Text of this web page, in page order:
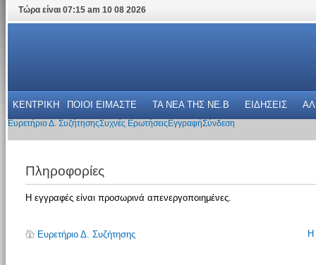
Τώρα είναι 07:15 am 10 08 2026
ΚΕΝΤΡΙΚΗ ΠΟΙΟΙ ΕΙΜΑΣΤΕ ΤΑ ΝΕΑ THΣ NE.B ΕΙΔΗΣΕΙΣ
Ευρετήριο Δ. ΣυζήτησηςΣυχνές Ερωτήσεις ΕγγραφήΣύνδεση
Πληροφορίες
Η εγγραφές είναι προσωρινά απενεργοποιημένες.
Ευρετήριο Δ. Συζήτησης Η